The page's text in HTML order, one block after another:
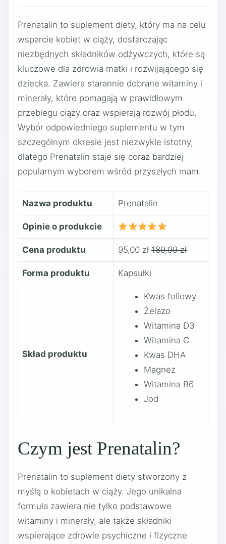
Prenatalin to suplement diety, który ma na celu
wsparcie kobiet w ciąży, dostarczając
niezbędnych składników odżywczych, które są
kluczowe dla zdrowia matki i rozwijającego się
dziecka. Zawiera starannie dobrane witaminy i
minerały, które pomagają w prawidłowym
przebiegu ciąży oraz wspierają rozwój płodu.
Wybór odpowiedniego suplementu w tym
szczególnym okresie jest niezwykle istotny,
dlatego Prenatalin staje się coraz bardziej
popularnym wyborem wśród przyszłych mam.
Nazwa produktu Prenatalin
Opinie o produkcie
Cena produktu 95,00 zł 189,99 zł
Forma produktu Kapsułki
Skład produktu
Kwas foliowy
Żelazo
Witamina D3
Witamina C
Kwas DHA
Magnez
Witamina B6
Jod
Czym jest Prenatalin?
Prenatalin to suplement diety stworzony z
myślą o kobietach w ciąży. Jego unikalna
formuła zawiera nie tylko podstawowe
witaminy i minerały, ale także składniki
wspierające zdrowie psychiczne i fizyczne